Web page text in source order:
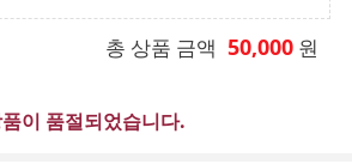
총 상품 금액 50,000 원
이 품절되었습니다.